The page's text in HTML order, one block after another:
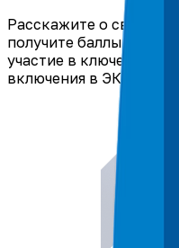
Расскажите о своём
получите баллы в
участие в ключевых
включения в ЭКГ-